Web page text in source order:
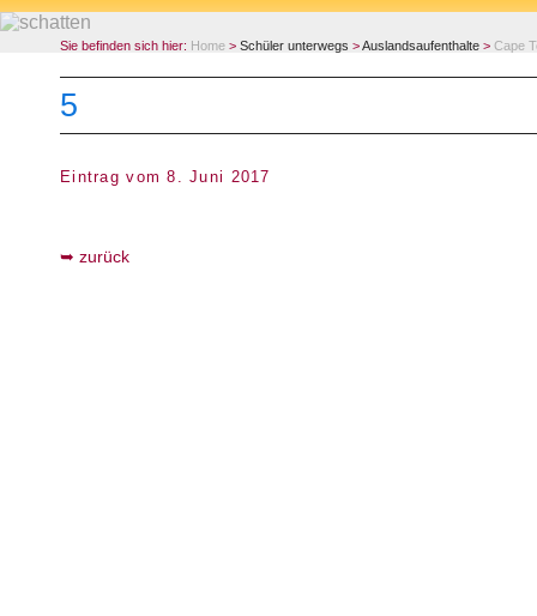
Sie befinden sich hier: Home > Schüler unterwegs >Auslandsaufenthalte > Cape
5
Eintrag vom 8. Juni 2017
zurück